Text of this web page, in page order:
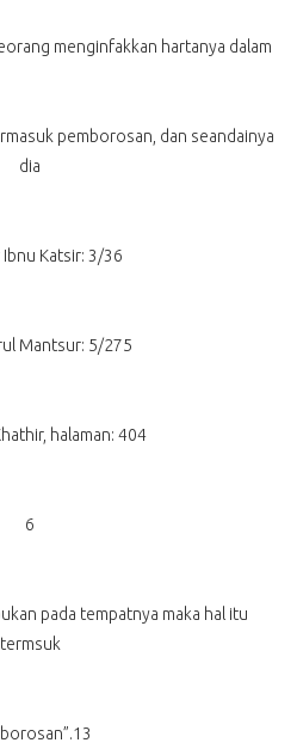
menginfakkan hartanya dalam
pemborosan, dan seandainya
dia
Ibnu Katsir: 3/36
Mantsur: 5/275
halaman: 404
6
pada tempatnya maka hal itu
termsuk